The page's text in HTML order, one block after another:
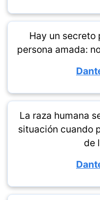
Hay un secreto
persona amada:
La raza humana
situación cuando
de